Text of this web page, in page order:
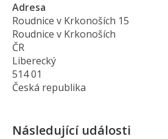
Adresa
Roudnice v Krkonoších 15
Roudnice v Krkonoších
ČR
Liberecký
514 01
Česká republika
Následující události